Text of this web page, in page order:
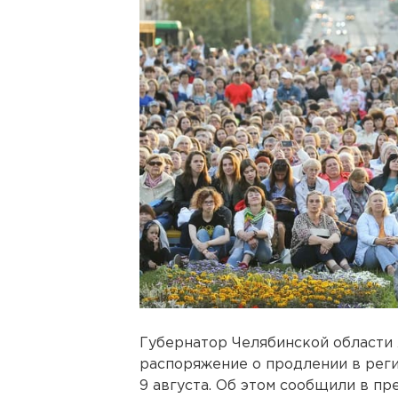
Губернатор Челябинской
распоряжение о продлении в
9 августа. Об этом сообщили в